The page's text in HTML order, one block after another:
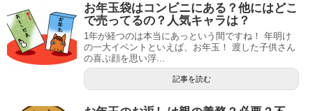
お年玉袋はコンビニにある？他にはどこ
で売ってるの？人気キャラは？
1年が経つのは本当にあっという間ですね！ 年明け
の一大イベントといえば、お年玉！ 渡した子供さん
の喜ぶ顔を思い浮...
記事を読む